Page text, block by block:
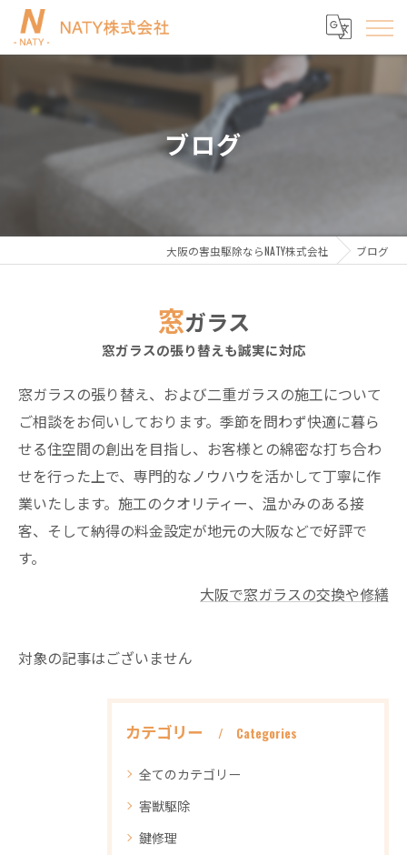
ブログ
大阪の害虫駆除ならNATY株式会社 ブログ
窓ガラス
窓ガラスの張り替えも誠実に対応
窓ガラスの張り替え、および二重ガラスの施工について
ご相談をお伺いしております。季節を問わず快適に暮ら
せる住空間の創出を目指し、お客様との綿密な打ち合わ
せを行った上で、専門的なノウハウを活かして丁寧に作
業いたします。施工のクオリティー、温かみのある接
客、そして納得の料金設定が地元の大阪などで好評で
す。
大阪で窓ガラスの交換や修繕
対象の記事はございません
カテゴリー Categories
全てのカテゴリー
害獣駆除
鍵修理